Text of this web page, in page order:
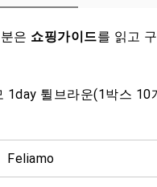
은 쇼핑가이드를 읽고
1day 튈브라운(1박스 10
Feliamo